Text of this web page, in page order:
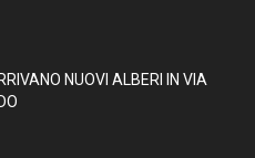
NUOVI ALBERI IN VIA